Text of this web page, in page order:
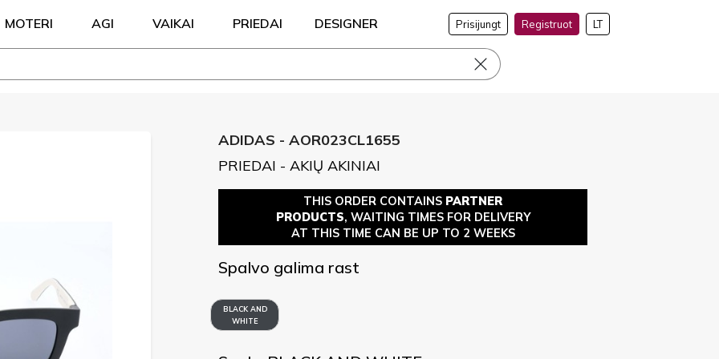
MOTERI AGI VAIKAI PRIEDAI DESIGNER Prisijungt Registruot LT
ADIDAS - AOR023CL1655
PRIEDAI - AKIŲ AKINIAI
THIS ORDER CONTAINS PARTNER
PRODUCTS, WAITING TIMES FOR DELIVERY
AT THIS TIME CAN BE UP TO 2 WEEKS
Spalvo galima rast
BLACK AND
WHITE